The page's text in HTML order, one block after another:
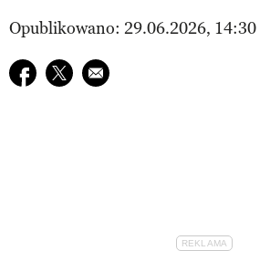
Opublikowano: 29.06.2026, 14:30
Udostępnij na facebook
Udostępnij na twitter
E-mail do przyjaciela